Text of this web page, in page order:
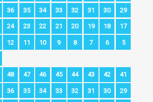
36 35 34 33 32 31 30 29
24 23 22 21 20 19 18 17
12 11 10 9 8 7 6 5
48 47 46 45 44 43 42 41
36 35 34 33 32 31 30 29